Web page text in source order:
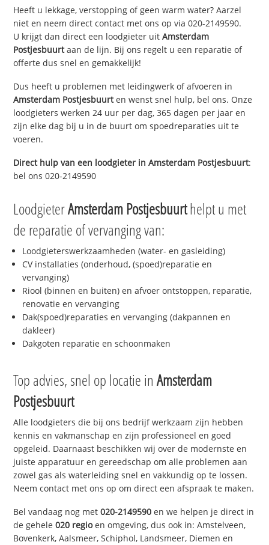
Heeft u lekkage, verstopping of geen warm water? Aarzel
niet en neem direct contact met ons op via 020-2149590.
U krijgt dan direct een loodgieter uitAmsterdam
Postjesbuurtaan de lijn. Bij ons regelt u een reparatie of
offerte dus snel en gemakkelijk!
Dus heeft u problemen met leidingwerk of afvoeren in
Amsterdam Postjesbuurten wenst snel hulp, bel ons. Onze
loodgieters werken 24 uur per dag, 365 dagen per jaar en
zijn elke dag bij u in de buurt om spoedreparaties uit te
voeren.
Direct hulp van een loodgieter inAmsterdam Postjesbuurt:
bel ons 020-2149590
LoodgieterAmsterdam Postjesbuurthelpt u met
de reparatie of vervanging van:
Loodgieterswerkzaamheden (water- en gasleiding)
CV installaties (onderhoud, (spoed)reparatie en
vervanging)
Riool (binnen en buiten) en afvoer ontstoppen, reparatie,
renovatie en vervanging
Dak(spoed)reparaties en vervanging (dakpannen en
dakleer)
Dakgoten reparatie en schoonmaken
Top advies, snel op locatie inAmsterdam
Postjesbuurt
Alle loodgieters die bij ons bedrijf werkzaam zijn hebben
kennis en vakmanschap en zijn professioneel en goed
opgeleid. Daarnaast beschikken wij over de modernste en
juiste apparatuur en gereedschap om alle problemen aan
zowel gas als waterleiding snel en vakkundig op te lossen.
Neem contact met ons op om direct een afspraak te maken.
Bel vandaag nog met020-2149590 en we helpen je direct in
de gehele020 regioen omgeving, dus ook in: Amstelveen,
Bovenkerk, Aalsmeer, Schiphol, Landsmeer, Diemen en